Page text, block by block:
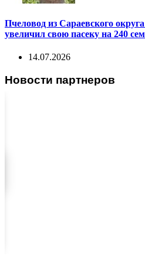
Пчеловод из Сараевского
увеличил свою пасеку на 240
14.07.2026
Новости партнеров